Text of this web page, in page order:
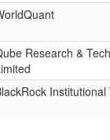
Research &